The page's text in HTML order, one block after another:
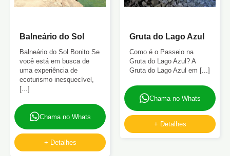
Balneário do Sol
Balneário do Sol Bonito Se
você está em busca de
uma experiência de
ecoturismo inesquecível,
[...]
Chama no Whats
+ Detalhes
Gruta do Lago Azul
Como é o Passeio na
Gruta do Lago Azul? A
Gruta do Lago Azul em [...]
Chama no Whats
+ Detalhes